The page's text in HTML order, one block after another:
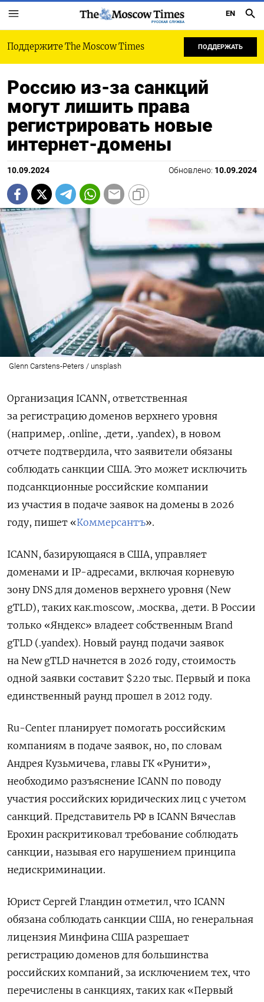
РУССКАЯ СЛУЖБА
EN
Поддержите The Moscow Times ПОДДЕРЖАТЬ
Россию из-за санкций
могут лишить права
регистрировать новые
интернет-домены
10.09.2024 Обновлено: 10.09.2024
Glenn Carstens-Peters / unsplash
Организация ICANN, ответственная
за регистрацию доменов верхнего уровня
(например, .online, .дети, .yandex), в новом
отчете подтвердила, что заявители обязаны
соблюдать санкции США. Это может исключить
подсанкционные российские компании
из участия в подаче заявок на домены в 2026
году, пишет «Коммерсантъ».
ICANN, базирующаяся в США, управляет
доменами и IP-адресами, включая корневую
зону DNS для доменов верхнего уровня (New
gTLD), таких как.moscow, .москва, .дети. В России
только «Яндекс» владеет собственным Brand
gTLD (.yandex). Новый раунд подачи заявок
на New gTLD начнется в 2026 году, стоимость
одной заявки составит $220 тыс. Первый и пока
единственный раунд прошел в 2012 году.
Ru-Center планирует помогать российским
компаниям в подаче заявок, но, по словам
Андрея Кузьмичева, главы ГК «Рунити»,
необходимо разъяснение ICANN по поводу
участия российских юридических лиц с учетом
санкций. Представитель РФ в ICANN Вячеслав
Ерохин раскритиковал требование соблюдать
санкции, называя его нарушением принципа
недискриминации.
Юрист Сергей Гландин отметил, что ICANN
обязана соблюдать санкции США, но генеральная
лицензия Минфина США разрешает
регистрацию доменов для большинства
российских компаний, за исключением тех, что
перечислены в санкциях, таких как «Первый